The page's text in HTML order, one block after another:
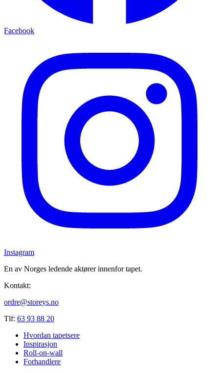
Facebook
Instagram
En av Norges ledende aktører innenfor tapet.
Kontakt:
ordre@storeys.no
Tlf: 63 93 88 20
Hvordan tapetsere
Inspirasjon
Roll-on-wall
Forhandlere